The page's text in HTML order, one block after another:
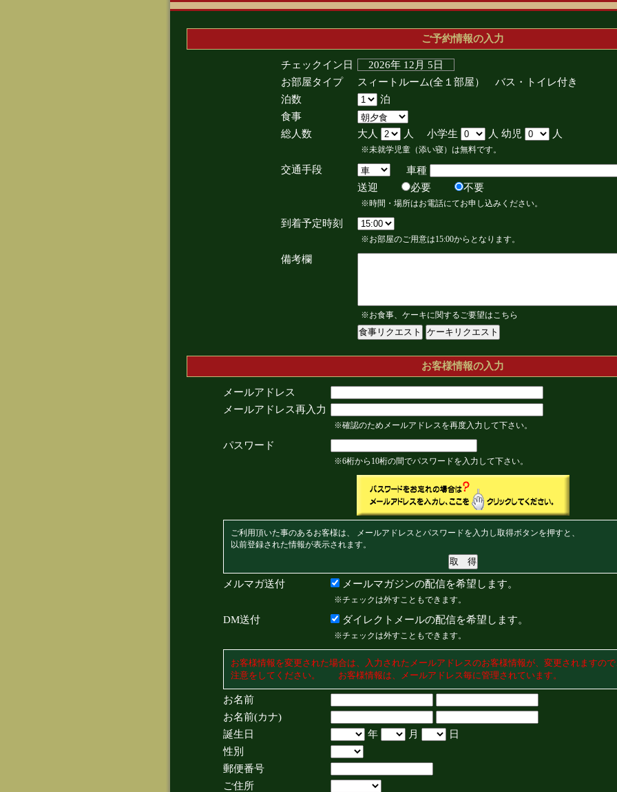
ご予約情報の入力
チェックイン日
2026年 12月 5日
お部屋タイプ
スィートルーム(全１部屋） バス・トイレ付き
泊数
泊
食事
総人数
大人 人 小学生 人 幼児 人
※未就学児童（添い寝）は無料です。
交通手段
車種
送迎
必要 不要
※時間・場所はお電話にてお申し込みください。
到着予定時刻
※お部屋のご用意は15:00からとなります。
備考欄
※お食事、ケーキに関するご要望はこちら
お客様情報の入力
メールアドレス
メールアドレス再入力
※確認のためメールアドレスを再度入力して下さい。
パスワード
※6桁から10桁の間でパスワードを入力して下さい。
ご利用頂いた事のあるお客様は、 メールアドレスとパスワードを入力し取得ボタンを押すと、
以前登録された情報が表示されます。
メルマガ送付 メールマガジンの配信を希望します。
※チェックは外すこともできます。
DM送付 ダイレクトメールの配信を希望します。
※チェックは外すこともできます。
お客様情報を変更された場合は、入力されたメールアドレスのお客様情報が、変更されますので
注意をしてください。 お客様情報は、メールアドレス毎に管理されています。
お名前
お名前(カナ)
誕生日
年 月
日
性別
郵便番号
ご住所